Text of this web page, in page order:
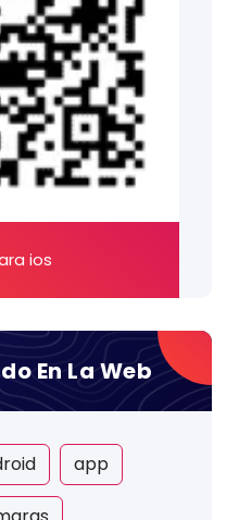
ios
En La Web
app